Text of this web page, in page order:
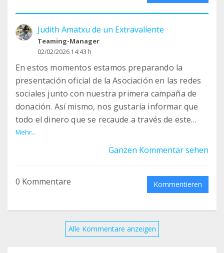
Judith Amatxu de un Extravaliente
Teaming-Manager
02/02/2026 14:43 h
En estos momentos estamos preparando la
presentación oficial de la Asociación en las redes
sociales junto con nuestra primera campaña de
donación. Así mismo, nos gustaría informar que
todo el dinero que se recaude a través de este
medio, va a ser destinado a la Fundación de EEUU
"The MYT1L project" liderada por padres y
evidencia para el Síndrome del Neurodesarrollo
Mehr...
Ganzen Kommentar sehen
0 Kommentare Kommentieren
Alle Kommentare anzeigen